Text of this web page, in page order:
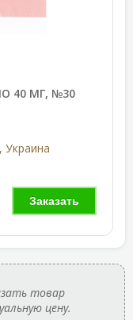
40 МГ, №30
Заказать
товар
цену.